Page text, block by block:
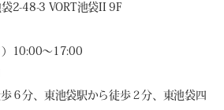
2-48-3 VORT池袋II 9F
）10:00～17:00
６分、東池袋駅から徒歩２分、東池袋四